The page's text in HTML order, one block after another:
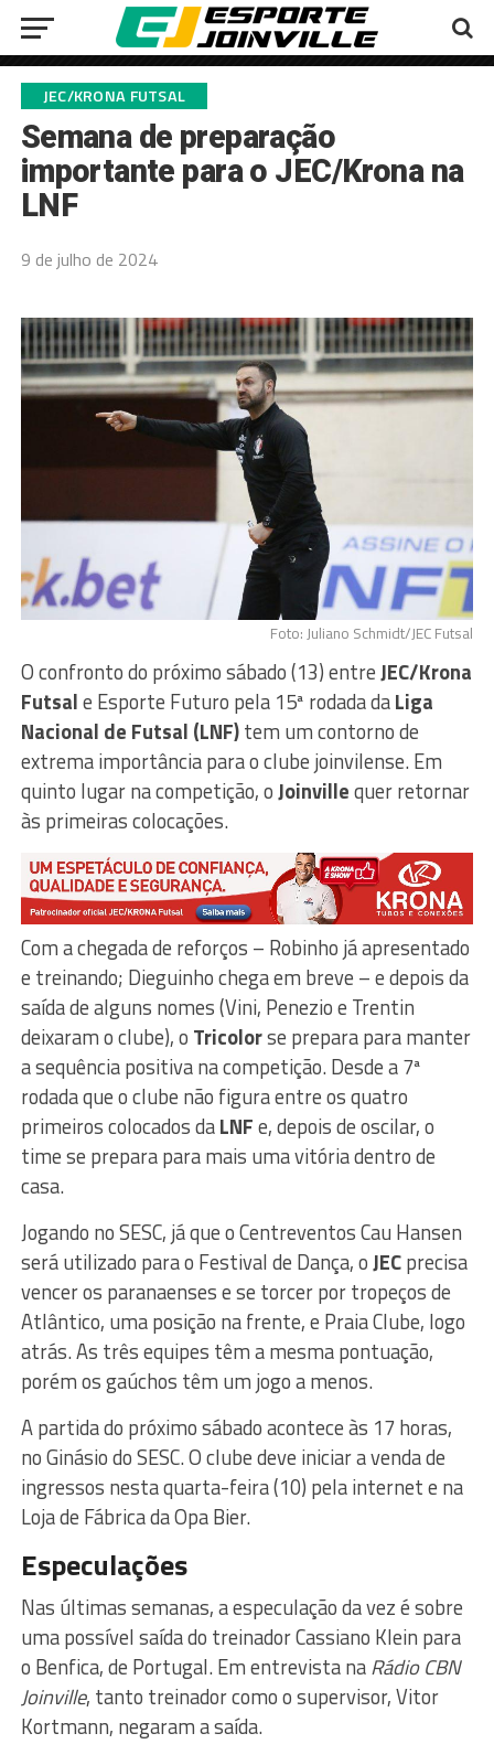
JEC/KRONA FUTSAL
Semana de preparação
importante para o JEC/Krona na
LNF
9 de julho de 2024
Foto: Juliano Schmidt/JEC Futsal
O confronto do próximo sábado (13) entreJEC/Krona
Futsale Esporte Futuro pela 15ª rodada daLiga
Nacional de Futsal (LNF)tem um contorno de
extrema importância para o clube joinvilense. Em
quinto lugar na competição, oJoinvillequer retornar
às primeiras colocações.
Com a chegada de reforços – Robinho já apresentado
e treinando; Dieguinho chega em breve – e depois da
saída de alguns nomes (Vini, Penezio e Trentin
deixaram o clube), o Tricolorse prepara para manter
a sequência positiva na competição. Desde a 7ª
rodada que o clube não figura entre os quatro
primeiros colocados daLNFe, depois de oscilar, o
time se prepara para mais uma vitória dentro de
casa.
Jogando no SESC, já que o Centreventos Cau Hansen
será utilizado para o Festival de Dança, oJECprecisa
vencer os paranaenses e se torcer por tropeços de
Atlântico, uma posição na frente, e Praia Clube, logo
atrás. As três equipes têm a mesma pontuação,
porém os gaúchos têm um jogo a menos.
A partida do próximo sábado acontece às 17 horas,
no Ginásio do SESC. O clube deve iniciar a venda de
ingressos nesta quarta-feira (10) pela internet e na
Loja de Fábrica da Opa Bier.
Especulações
Nas últimas semanas, a especulação da vez é sobre
uma possível saída do treinador Cassiano Klein para
o Benfica, de Portugal. Em entrevista naRádio CBN
Joinville, tanto treinador como o supervisor, Vitor
Kortmann, negaram a saída.